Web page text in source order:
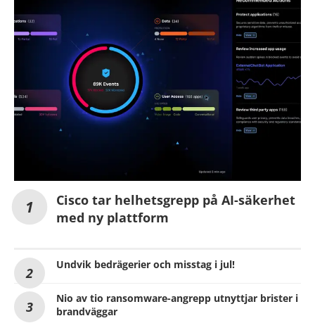
Cisco tar helhetsgrepp på AI-säkerhet
med ny plattform
Undvik bedrägerier och misstag i jul!
Nio av tio ransomware-angrepp utnyttjar brister i
brandväggar